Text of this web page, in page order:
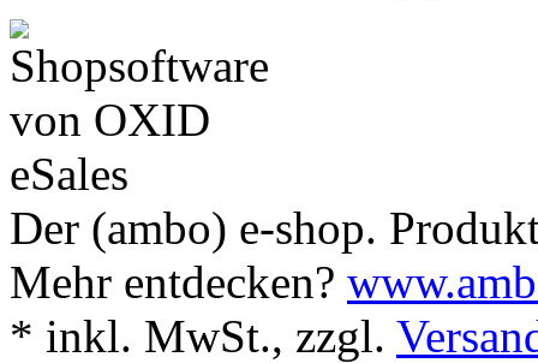
Der (ambo) e-shop.
Mehr entdecken?
* inkl. MwSt., zzgl.